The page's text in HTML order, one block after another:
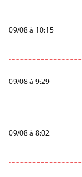
09/08 à 10:15
09/08 à 9:29
09/08 à 8:02